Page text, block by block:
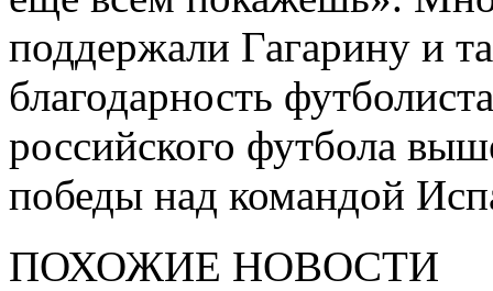
поддержали Гагарину и
благодарность
российского футбола
победы над командой
ПОХОЖИЕ НОВОСТИ